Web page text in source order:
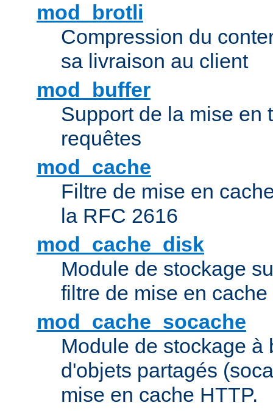
mod_brotli
Compression du
sa livraison au client
mod_buffer
Support de la mise en
requêtes
mod_cache
Filtre de mise en
la RFC 2616
mod_cache_disk
Module de stockage
filtre de mise en cache
mod_cache_socache
Module de stockage à
d'objets partagés
mise en cache HTTP.